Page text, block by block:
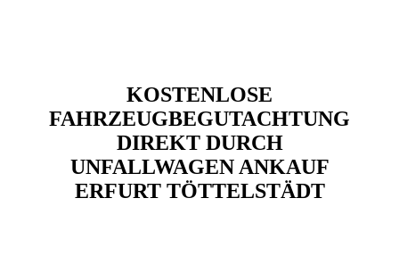
KOSTENLOSE
FAHRZEUGBEGUTACHTUNG
DIREKT DURCH
UNFALLWAGEN ANKAUF
ERFURT TÖTTELSTÄDT